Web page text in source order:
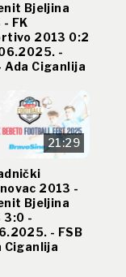
Bjeljina
- FK
2013 0:2
-
Ada Ciganlija
21:29
2013 -
Bjeljina
3:0 -
- FSB
Ciganlija